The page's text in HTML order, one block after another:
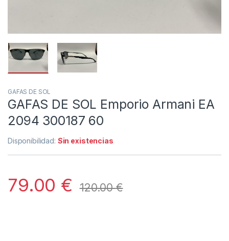
GAFAS DE SOL
GAFAS DE SOL Emporio Armani EA
2094 300187 60
Disponibilidad: Sin existencias
79.00 € 120.00€